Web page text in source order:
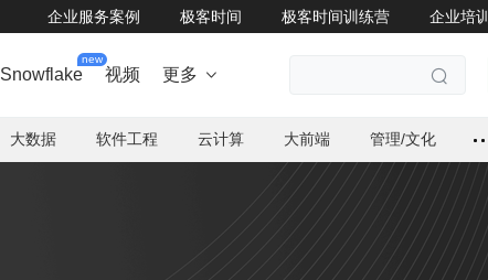
企业服务案例 极客时间 极客时间训练营 企业培训
Snowflake
new
视频 更多  
大数据 软件工程 云计算 大前端 管理/文化